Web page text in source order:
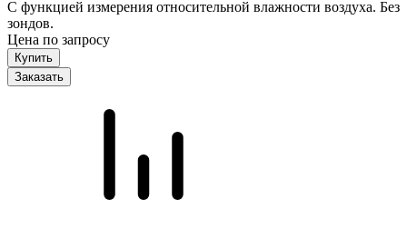
С функцией измерения относительной влажности воздуха. Без
зондов.
Цена по запросу
Заказать